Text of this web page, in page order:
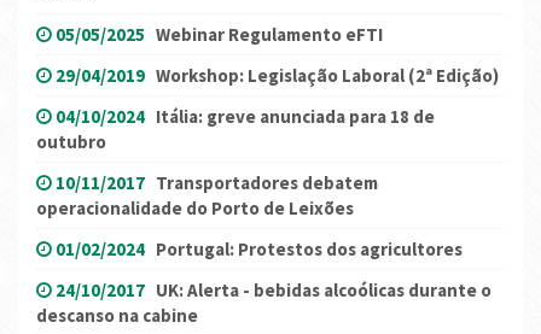
05/05/2025 Webinar Regulamento eFTI
29/04/2019 Workshop: Legislação Laboral (2ª Edição)
04/10/2024 Itália: greve anunciada para 18 de
outubro
10/11/2017 Transportadores debatem
operacionalidade do Porto de Leixões
01/02/2024 Portugal: Protestos dos agricultores
24/10/2017 UK: Alerta - bebidas alcoólicas durante o
descanso na cabine